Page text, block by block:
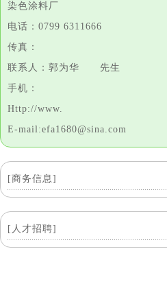
染色涂料厂
电话：0799 6311666
传真：
联系人：郭为华 先生
手机：
Http://www.
E-mail:efa1680@sina.com
[商务信息]
[人才招聘]